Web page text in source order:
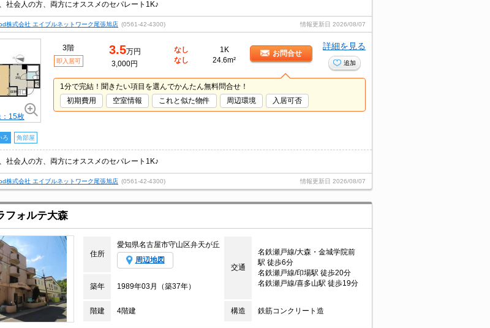
社会人の方、両方にオススメのセパレート1K♪
株式会社 エイブルネットワーク尾張旭店 (0561-42-4300) 情報更新日 2026/08/07
：15枚
3階
即入居可
3.5万円
3,000円
なし
なし
1K
24.6m²
お問合せ
詳細を見る
追加
1分で完結！聞きたい項目を選んでかんたん無料問合せ！
初期費用
空室情報 これと似た物件 周辺環境 入居可否
ろ 角部屋
社会人の方、両方にオススメのセパレート1K♪
株式会社 エイブルネットワーク尾張旭店 (0561-42-4300) 情報更新日 2026/08/07
フォルテ大森
住所
愛知県名古屋市守山区弁天が丘
周辺地図
交通
名鉄瀬戸線/大森・金城学院前
駅 徒歩6分
名鉄瀬戸線/印場駅 徒歩20分
名鉄瀬戸線/喜多山駅 徒歩19分
築年 1989年03月（築37年）
階建 4階建 構造 鉄筋コンクリート造